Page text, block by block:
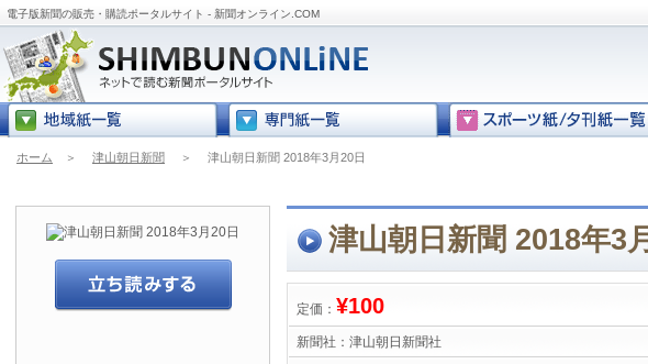
電子版新聞の販売・購読ポータルサイト - 新聞オンライン.COM
ホーム ＞ 津山朝日新聞 ＞ 津山朝日新聞 2018年3月20日
津山朝日新聞 2018年3
定価： ¥100
新聞社： 津山朝日新聞社